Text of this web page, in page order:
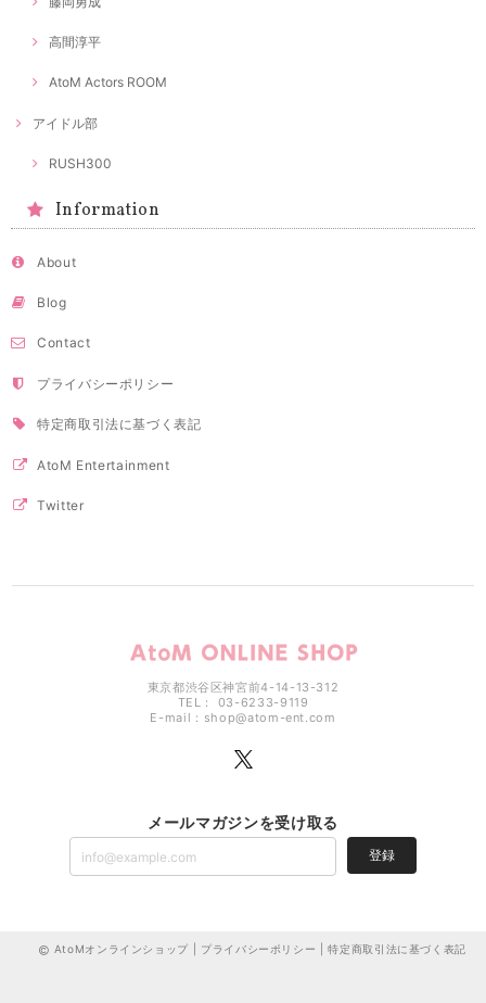
高間淳平
AtoM Actors ROOM
アイドル部
RUSH300
Information
About
Blog
Contact
プライバシーポリシー
特定商取引法に基づく表記
AtoM Entertainment
Twitter
東京都渋谷区神宮前4-14-13-312
TEL： 03-6233-9119
E-mail： shop@atom-ent.com
メールマガジンを受け取る
登録
AtoMオンラインショップ | プライバシーポリシー |特定商取引法に基づく表記